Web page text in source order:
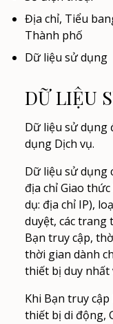
Địa chỉ, Tiểu
Thành phố
Dữ liệu sử dụng
DỮ LIỆU
Dữ liệu sử
dụng Dịch vụ.
Dữ liệu sử dụng
địa chỉ Giao
dụ: địa chỉ IP),
duyệt, các trang
Bạn truy cập,
thời gian dành
thiết bị duy nhất
Khi Bạn truy
thiết bị di động,